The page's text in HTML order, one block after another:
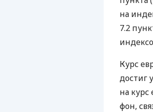
на
7.2
Курс
достиг
на курс
фон,